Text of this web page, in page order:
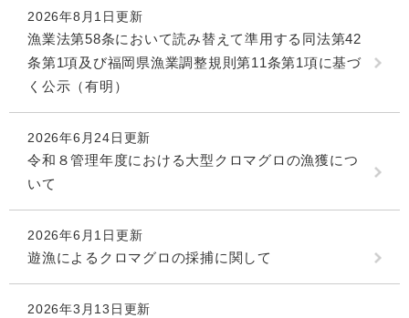
2026年8月1日更新
漁業法第58条において読み替えて準用する同法第42
条第1項及び福岡県漁業調整規則第11条第1項に基づ
く公示（有明）
2026年6月24日更新
令和８管理年度における大型クロマグロの漁獲につ
いて
2026年6月1日更新
遊漁によるクロマグロの採捕に関して
2026年3月13日更新